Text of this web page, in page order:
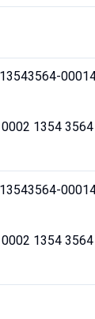
3564
1354